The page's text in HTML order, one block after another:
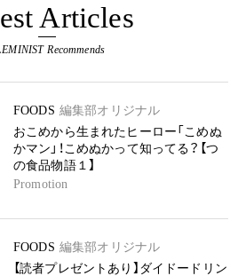
Articles
Recommends
FOODS 編集部オリジナル
おこめから生まれたヒーロー「こめぬ
かマン」！こめぬかって知ってる？【つ
の食品物語１】
Promotion
FOODS 編集部オリジナル
【読者プレゼントあり】ダイドードリン